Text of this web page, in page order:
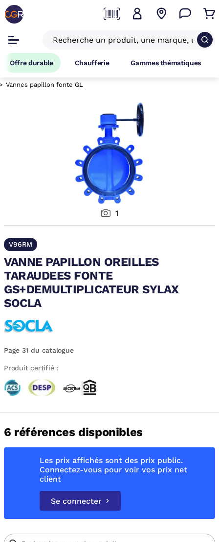
Offre durable Chaufferie Gammes thématiques
Vannes papillon fonte GL
1
V96RM
VANNE PAPILLON OREILLES
TARAUDEES FONTE
GS+DEMULTIPLICATEUR SYLAX
SOCLA
Page 31 du catalogue
Produit certifié :
6 références disponibles
Les prix affichés sont des prix public.
Connectez-vous pour voir vos prix net
client
Se connecter